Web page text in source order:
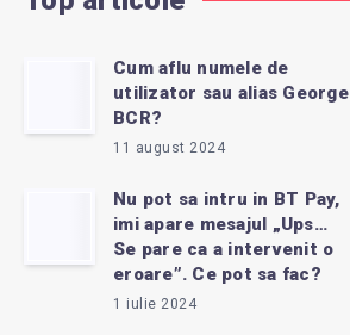
Cum aflu numele de
utilizator sau alias George
BCR?
11 august 2024
Nu pot sa intru in BT Pay,
imi apare mesajul „Ups…
Se pare ca a intervenit o
eroare”. Ce pot sa fac?
1 iulie 2024